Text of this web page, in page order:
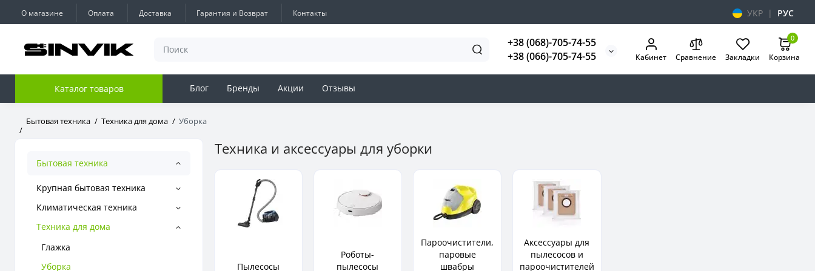
О магазине Оплата Доставка Гарантия и Возврат Контакты УКР | РУС
+38 (068)-705-74-55
+38 (066)-705-74-55
Кабинет Сравнение Закладки
0
Корзина
Каталог товаров Блог Бренды Акции Отзывы
Бытовая техника Техника для дома Уборка
Бытовая техника
Крупная бытовая техника
Климатическая техника
Техника для дома
Глажка
Уборка
Техника и аксессуары для уборки
Пылесосы
Роботы-
пылесосы
Пароочистители,
паровые
швабры
Аксессуары для
пылесосов и
пароочистителей